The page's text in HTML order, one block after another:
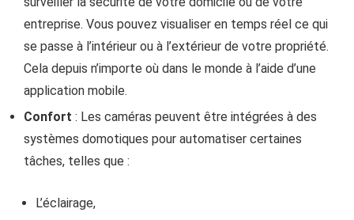
entreprise. Vous pouvez visualiser en temps réel ce qui
se passe à l’intérieur ou à l’extérieur de votre propriété.
Cela depuis n’importe où dans le monde à l’aide d’une
application mobile.
Confort : Les caméras peuvent être intégrées à des
systèmes domotiques pour automatiser certaines
tâches, telles que :
L’éclairage,